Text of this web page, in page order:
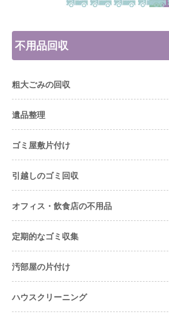
不用品回収
粗大ごみの回収
遺品整理
ゴミ屋敷片付け
引越しのゴミ回収
オフィス・飲食店の不用品
定期的なゴミ収集
汚部屋の片付け
ハウスクリーニング